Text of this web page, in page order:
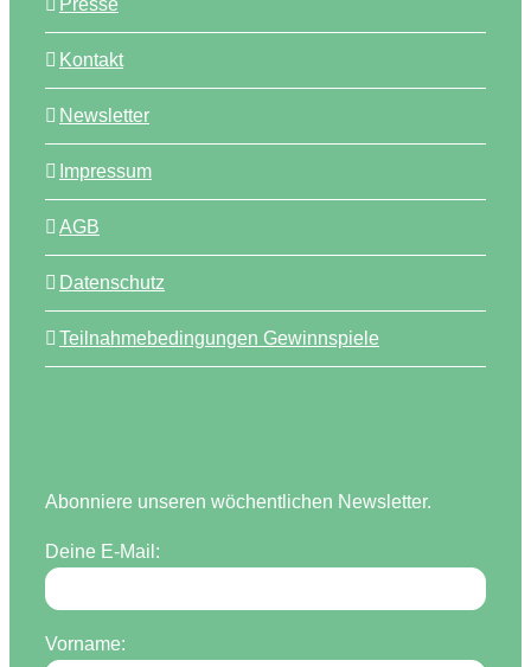
Presse
Kontakt
Newsletter
Impressum
AGB
Datenschutz
Teilnahmebedingungen Gewinnspiele
Abonniere unseren wöchentlichen Newsletter.
Deine E-Mail:
Vorname: